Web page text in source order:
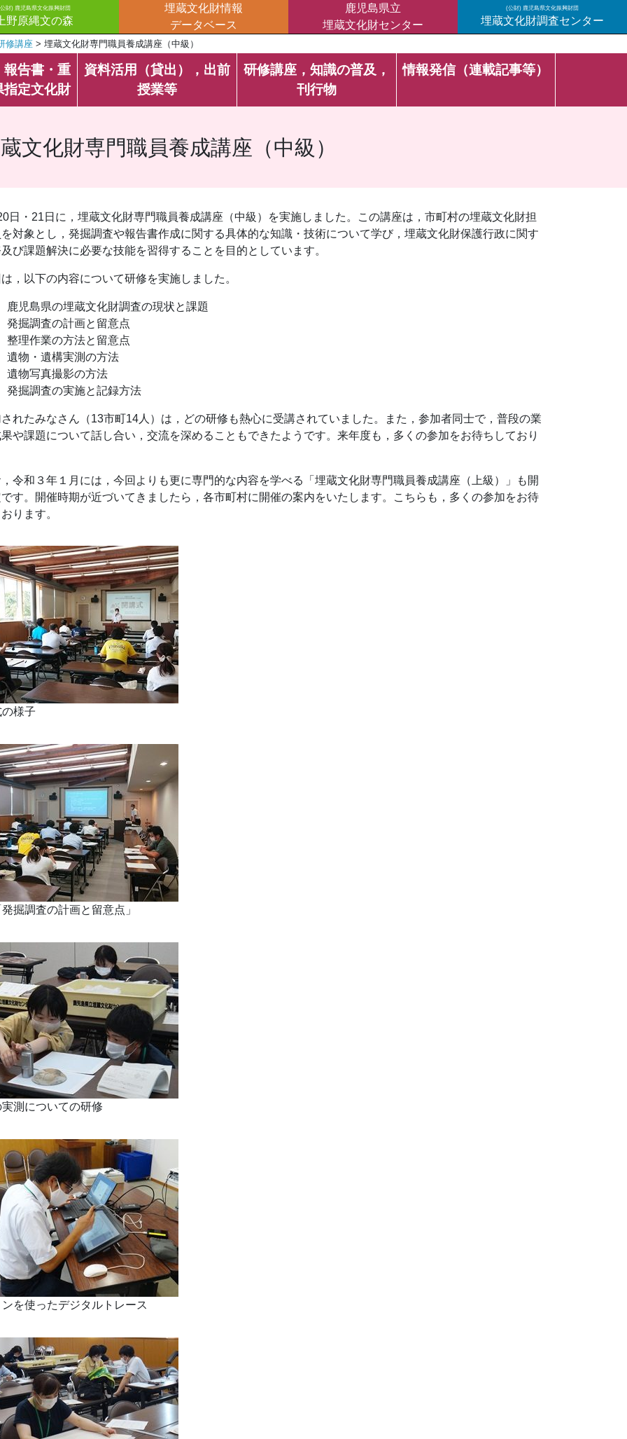
財) 鹿児島県文化振興財団
野原縄文の森
埋蔵文化財情報
データベース
鹿児島県立
埋蔵文化財センター
(公財) 鹿児島県文化振興財団
埋蔵文化財調査センター
修講座 > 埋蔵文化財専門職員養成講座（中級）
報告書・重
指定文化財
資料活用（貸出），出前
授業等
研修講座，知識の普及，
刊行物
情報発信（連載記事等）
文化財専門職員養成講座（中級）
日・21日に，埋蔵文化財専門職員養成講座（中級）を実施しました。この講座は，市町村の埋蔵文化財担
対象とし，発掘調査や報告書作成に関する具体的な知識・技術について学び，埋蔵文化財保護行政に関す
び課題解決に必要な技能を習得することを目的としています。
，以下の内容について研修を実施しました。
児島県の埋蔵文化財調査の現状と課題
掘調査の計画と留意点
理作業の方法と留意点
物・遺構実測の方法
物写真撮影の方法
掘調査の実施と記録方法
れたみなさん（13市町14人）は，どの研修も熱心に受講されていました。また，参加者同士で，普段の業
や課題について話し合い，交流を深めることもできたようです。来年度も，多くの参加をお待ちしており
令和３年１月には，今回よりも更に専門的な内容を学べる「埋蔵文化財専門職員養成講座（上級）」も開
す。開催時期が近づいてきましたら，各市町村に開催の案内をいたします。こちらも，多くの参加をお待
ります。
様子
掘調査の計画と留意点」
測についての研修
を使ったデジタルトレース